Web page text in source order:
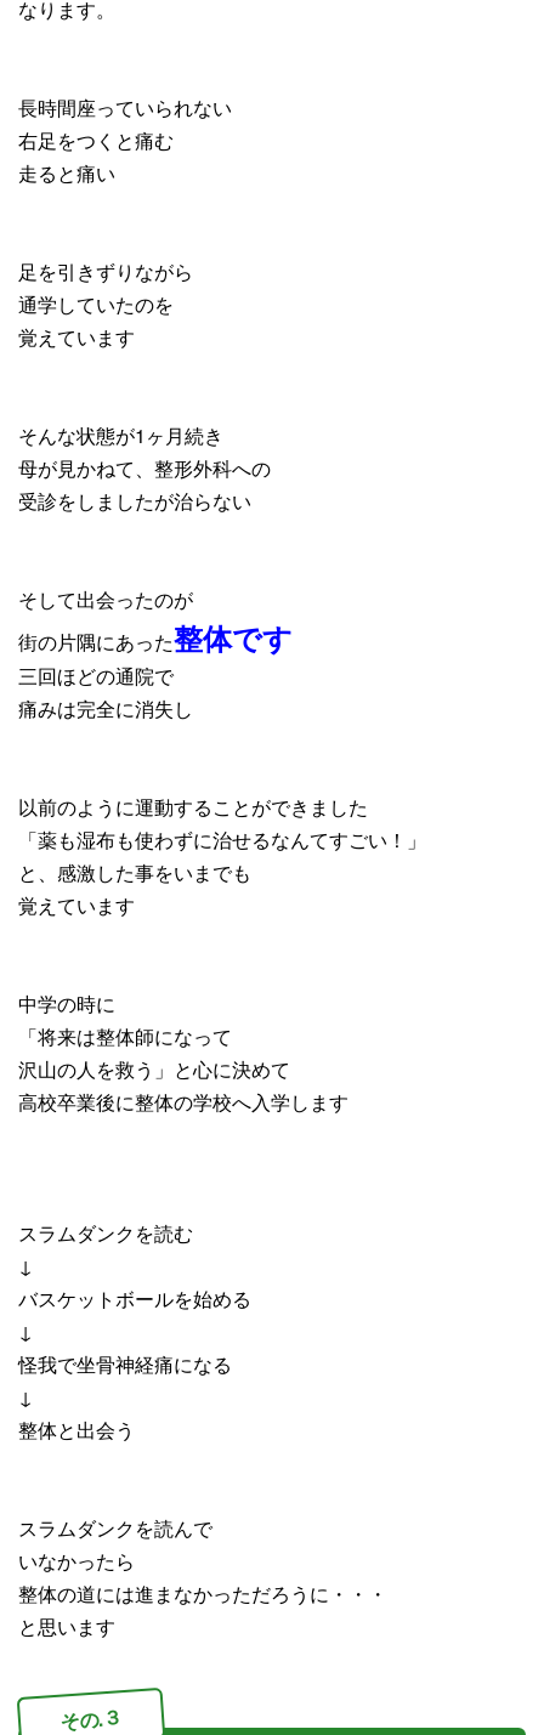
なります。
長時間座っていられない
右足をつくと痛む
走ると痛い
足を引きずりながら
通学していたのを
覚えています
そんな状態が1ヶ月続き
母が見かねて、整形外科への
受診をしましたが治らない
そして出会ったのが
街の片隅にあった整体です
三回ほどの通院で
痛みは完全に消失し
以前のように運動することができました
「薬も湿布も使わずに治せるなんてすごい！」
と、感激した事をいまでも
覚えています
中学の時に
「将来は整体師になって
沢山の人を救う」と心に決めて
高校卒業後に整体の学校へ入学します
スラムダンクを読む
↓
バスケットボールを始める
↓
怪我で坐骨神経痛になる
↓
整体と出会う
スラムダンクを読んで
いなかったら
整体の道には進まなかっただろうに・・・
と思います
その.３